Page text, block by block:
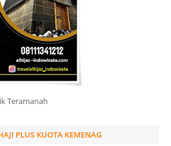
Teramanah
PLUS KUOTA KEMENAG